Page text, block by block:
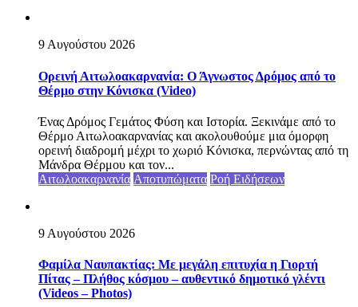
9 Αυγούστου 2026
Ορεινή Αιτωλοακαρνανία: Ο Άγνωστος Δρόμος από το
Θέρμο στην Κόνισκα (Video)
Ένας Δρόμος Γεμάτος Φύση και Ιστορία. Ξεκινάμε από το
Θέρμο Αιτωλοακαρνανίας και ακολουθούμε μια όμορφη
ορεινή διαδρομή μέχρι το χωριό Κόνισκα, περνώντας από τη
Μάνδρα Θέρμου και τον...
Αιτωλοακαρνανία Αποτυπώματα Ροή Ειδήσεων
9 Αυγούστου 2026
Φαμίλα Ναυπακτίας: Με μεγάλη επιτυχία η Γιορτή
Πίτας – Πλήθος κόσμου – αυθεντικό δημοτικό γλέντι
(Videos – Photos)